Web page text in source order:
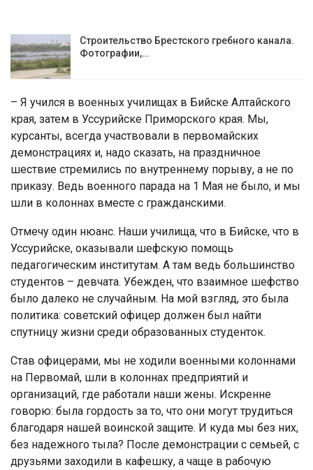
Строительство Брестского гребного канала.
Фотографии,…
– Я учился в военных училищах в Бийске Алтайского
края, затем в Уссурийске Приморского края. Мы,
курсанты, всегда участвовали в первомайских
демонстрациях и, надо сказать, на праздничное
шествие стремились по внутреннему порыву, а не по
приказу. Ведь военного парада на 1 Мая не было, и мы
шли в колоннах вместе с гражданскими.
Отмечу один нюанс. Наши училища, что в Бийске, что в
Уссурийске, оказывали шефскую помощь
педагогическим институтам. А там ведь большинство
студентов – девчата. Убежден, что взаимное шефство
было далеко не случайным. На мой взгляд, это была
политика: советский офицер должен был найти
спутницу жизни среди образованных студенток.
Став офицерами, мы не ходили военными колоннами
на Первомай, шли в колоннах предприятий и
организаций, где работали наши жены. Искренне
говорю: была гордость за то, что они могут трудиться
благодаря нашей воинской защите. И куда мы без них,
без надежного тыла? После демонстрации с семьей, с
друзьями заходили в кафешку, а чаще в рабочую